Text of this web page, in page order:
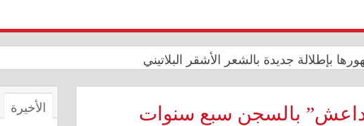
بإطلالة جديدة بالشعر الأشقر البلاتيني
يترأس اجتماعاً مشتركاً في ديوان الرقابة المالية مع هيأة النزاهة
بالسجن سبع سنوات الأخيرة